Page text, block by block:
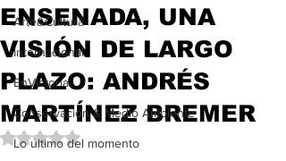
Arte&Cultura
Internacional
EnVictoria
Conservación & Medio Ambiente
Lo último del momento
ENSENADA, UNA
VISIÓN DE LARGO
PLAZO: ANDRÉS
MARTÍNEZ BREMER
Obtuvo NaN de 5 estrellas.